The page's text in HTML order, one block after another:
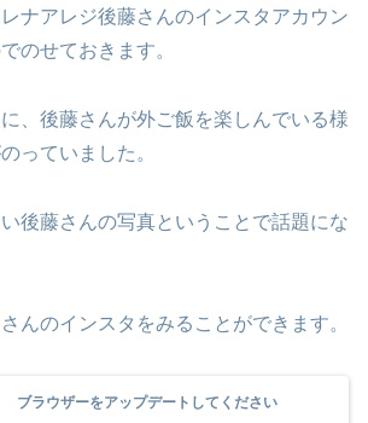
ナアレジ後藤さんのインスタアカウン
のせておきます。
、後藤さんが外ご飯を楽しんでいる様
っていました。
後藤さんの写真ということで話題にな
んのインスタをみることができます。
ブラウザーをアップデートしてください